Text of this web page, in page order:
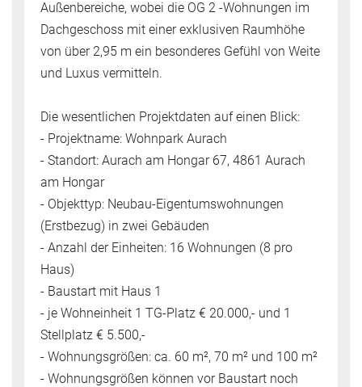
Außenbereiche, wobei die OG 2 -Wohnungen im
Dachgeschoss mit einer exklusiven Raumhöhe
von über 2,95 m ein besonderes Gefühl von Weite
und Luxus vermitteln.
Die wesentlichen Projektdaten auf einen Blick:
- Projektname: Wohnpark Aurach
- Standort: Aurach am Hongar 67, 4861 Aurach
am Hongar
- Objekttyp: Neubau-Eigentumswohnungen
(Erstbezug) in zwei Gebäuden
- Anzahl der Einheiten: 16 Wohnungen (8 pro
Haus)
- Baustart mit Haus 1
- je Wohneinheit 1 TG-Platz € 20.000,- und 1
Stellplatz € 5.500,-
- Wohnungsgrößen: ca. 60 m², 70 m² und 100 m²
- Wohnungsgrößen können vor Baustart noch